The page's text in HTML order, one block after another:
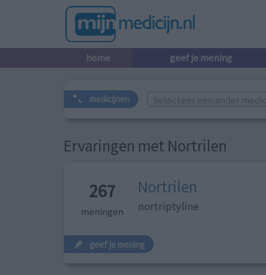
home geef je mening
medicijnen Selecteer een ander
Ervaringen met Nortrilen
267
meningen
Nortrilen
nortriptyline
geef je mening